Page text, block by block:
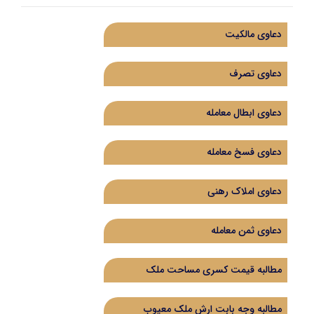
دعاوی مالکیت
دعاوی تصرف
دعاوی ابطال معامله
دعاوی فسخ معامله
دعاوی املاک رهنی
دعاوی ثمن معامله
مطالبه قیمت کسری مساحت ملک
مطالبه وجه بابت ارش ملک معیوب